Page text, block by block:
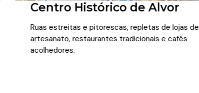
Centro Histórico de Alvor
Ruas estreitas e pitorescas, repletas de lojas de
artesanato, restaurantes tradicionais e cafés
acolhedores.